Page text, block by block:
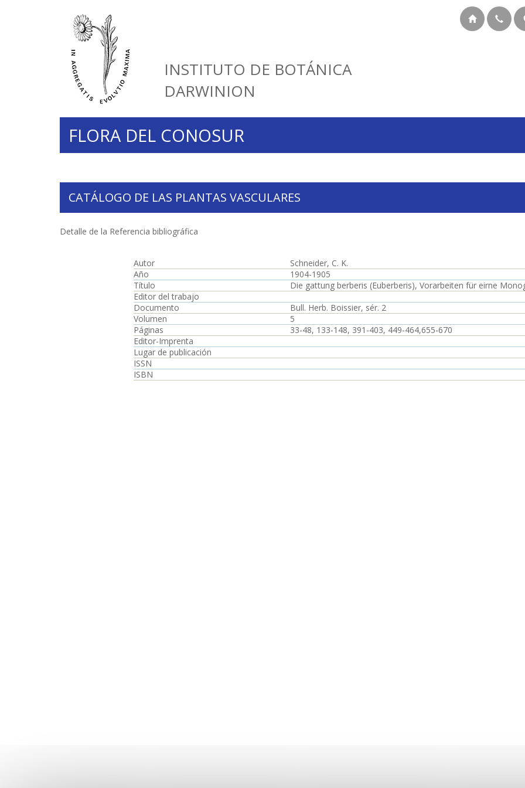
INSTITUTO DE BOTÁNICA
DARWINION
FLORA DEL CONOSUR
CATÁLOGO DE LAS PLANTAS VASCULARES
Detalle de la Referencia bibliográfica
Autor
Schneider, C. K.
Año
1904-1905
Título
Die gattung berberis (Euberberis), Vorarbeiten für eirne
Editor del trabajo
Documento
Bull. Herb. Boissier, sér. 2
Volumen
5
Páginas
33-48, 133-148, 391-403, 449-464,655-670
Editor-Imprenta
Lugar de publicación
ISSN
ISBN